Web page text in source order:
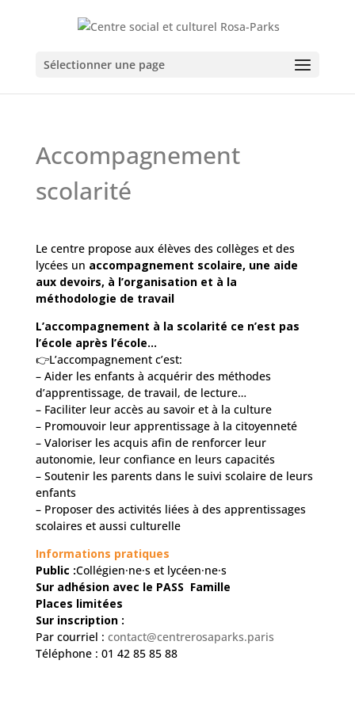
Sélectionner une page
Accompagnement
scolarité
Le centre propose aux élèves des collèges et des
lycées un accompagnement scolaire, une aide
aux devoirs, à l’organisation et à la
méthodologie de travail
L’accompagnement à la scolarité ce n’est pas
l’école après l’école…
👉L’accompagnement c’est:
– Aider les enfants à acquérir des méthodes
d’apprentissage, de travail, de lecture…
– Faciliter leur accès au savoir et à la culture
– Promouvoir leur apprentissage à la citoyenneté
– Valoriser les acquis afin de renforcer leur
autonomie, leur confiance en leurs capacités
– Soutenir les parents dans le suivi scolaire de leurs
enfants
– Proposer des activités liées à des apprentissages
scolaires et aussi culturelle
Informations pratiques
Public :Collégien·ne·s et lycéen·ne·s
Sur adhésion avec le PASS Famille
Places limitées
Sur inscription :
Par courriel : contact@centrerosaparks.paris
Téléphone : 01 42 85 85 88